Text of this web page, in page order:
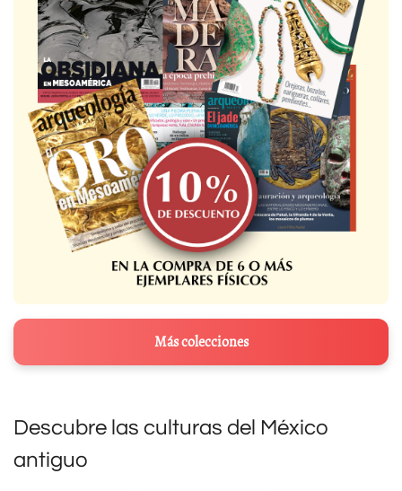
Más colecciones
Descubre las culturas del México
antiguo